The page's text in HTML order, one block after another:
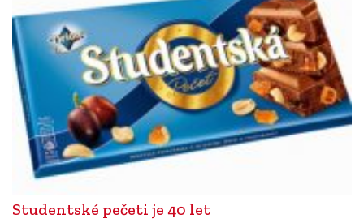
Studentské pečeti je 40 let